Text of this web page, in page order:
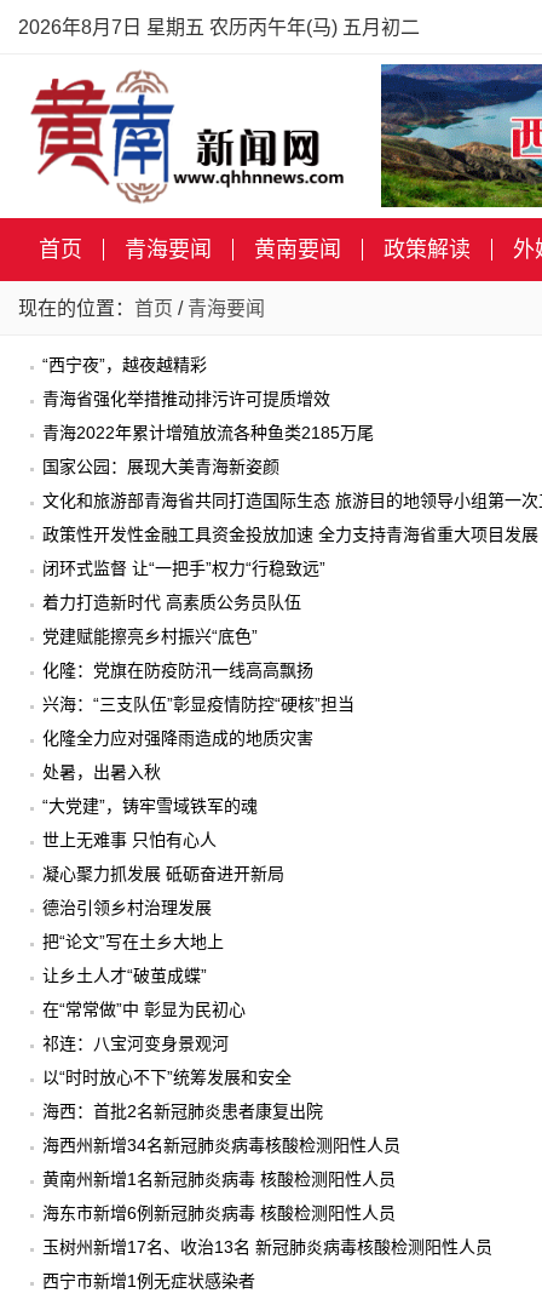
2026年8月7日 星期五 农历丙午年(马) 五月初二
首页 青海要闻 黄南要闻 政策解读 外
现在的位置： 首页 / 青海要闻
“西宁夜”，越夜越精彩
青海省强化举措推动排污许可提质增效
青海2022年累计增殖放流各种鱼类2185万尾
国家公园：展现大美青海新姿颜
文化和旅游部青海省共同打造国际生态 旅游目的地领导小组第一
政策性开发性金融工具资金投放加速 全力支持青海省重大项目发展
闭环式监督 让“一把手”权力“行稳致远”
着力打造新时代 高素质公务员队伍
党建赋能擦亮乡村振兴“底色”
化隆：党旗在防疫防汛一线高高飘扬
兴海：“三支队伍”彰显疫情防控“硬核”担当
化隆全力应对强降雨造成的地质灾害
处暑，出暑入秋
“大党建”，铸牢雪域铁军的魂
世上无难事 只怕有心人
凝心聚力抓发展 砥砺奋进开新局
德治引领乡村治理发展
把“论文”写在土乡大地上
让乡土人才“破茧成蝶”
在“常常做”中 彰显为民初心
祁连：八宝河变身景观河
以“时时放心不下”统筹发展和安全
海西：首批2名新冠肺炎患者康复出院
海西州新增34名新冠肺炎病毒核酸检测阳性人员
黄南州新增1名新冠肺炎病毒 核酸检测阳性人员
海东市新增6例新冠肺炎病毒 核酸检测阳性人员
玉树州新增17名、收治13名 新冠肺炎病毒核酸检测阳性人员
西宁市新增1例无症状感染者